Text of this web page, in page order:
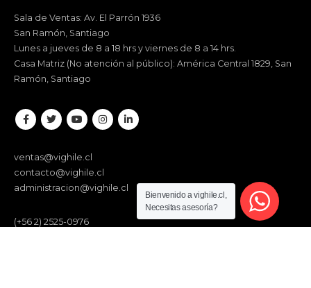
Sala de Ventas: Av. El Parrón 1936
San Ramón, Santiago
Lunes a jueves de 8 a 18 hrs y viernes de 8 a 14 hrs.
Casa Matriz (No atención al público): América Central 1829, San
Ramón, Santiago
ventas@vighile.cl
contacto@vighile.cl
administracion@vighile.cl
(+56 2) 2525-0976
Bienvenido a vighile.cl,
Necesitas asesoría?